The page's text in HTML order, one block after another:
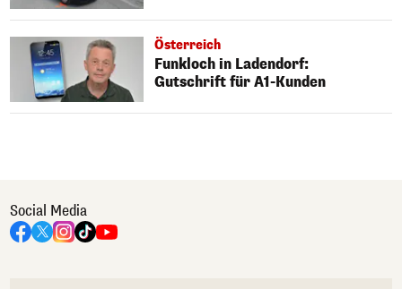
Österreich
Funkloch in Ladendorf:
Gutschrift für A1-Kunden
Social Media